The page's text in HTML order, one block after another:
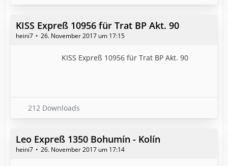
KISS Expreß 10956 für Trat BP Akt. 90
heini7 26. November 2017 um 17:15
KISS Expreß 10956 für Trat BP Akt. 90
212 Downloads
Leo Expreß 1350 Bohumín - Kolín
heini7 26. November 2017 um 17:14